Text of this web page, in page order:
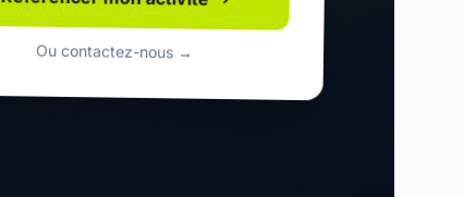
Référencer mon activité
Ou contactez-nous →